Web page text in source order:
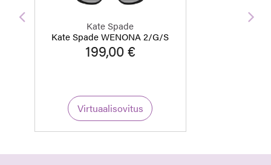
Kate Spade
Kate Spade WENONA 2/G/S
199,00 €
Virtuaalisovitus
Edellinen